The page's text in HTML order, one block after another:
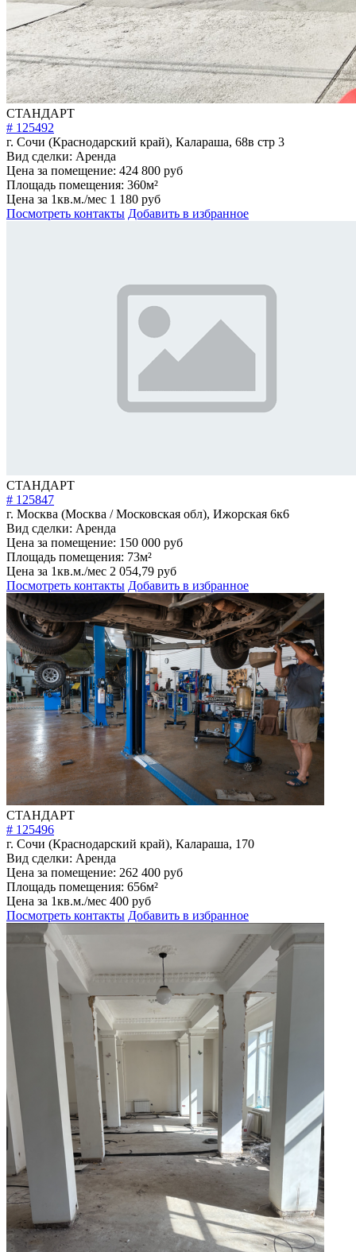
СТАНДАРТ
# 125492
г. Сочи (Краснодарский край), Калараша, 68в стр 3
Вид сделки:Аренда
Цена за помещение:
Площадь помещения:360м²
Цена за 1кв.м./мес1 180 руб
Посмотреть контакты Добавить в избранное
# 125847
г. Москва (Москва / Московская обл), Ижорская 6к6
Вид сделки:Аренда
Цена за помещение:
Площадь помещения:73м²
Цена за 1кв.м./мес2 054,79 руб
Посмотреть контакты Добавить в избранное
СТАНДАРТ
# 125496
г. Сочи (Краснодарский край), Калараша, 170
Вид сделки:Аренда
Цена за помещение:
Площадь помещения:656м²
Цена за 1кв.м./мес400 руб
Посмотреть контакты Добавить в избранное